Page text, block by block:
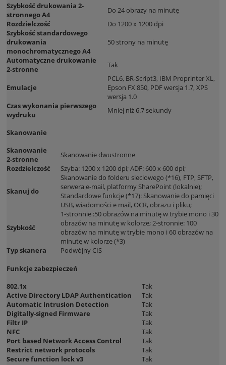
Szybkość drukowania 2-
stronnego A4
Do 24 obrazy na minutę
Rozdzielczość
Do 1200 x 1200 dpi
Szybkość standardowego
drukowania
monochromatycznego A4
50 strony na minutę
Automatyczne drukowanie
2-stronne
Tak
Emulacje
PCL6, BR-Script3, IBM Proprinter XL,
Epson FX 850, PDF wersja 1.7, XPS
wersja 1.0
Czas wykonania pierwszego
wydruku
Mniej niż 6.7 sekundy
Skanowanie
Skanowanie
2-stronne
Skanowanie dwustronne
Rozdzielczość
Szyba: 1200 x 1200 dpi; ADF: 600 x 600 dpi;
Skanuj do
Skanowanie do folderu sieciowego (*16), FTP, SFTP,
serwera e-mail, platformy SharePoint (lokalnie);
Standardowe funkcje (*17): Skanowanie do pamięci
USB, wiadomości e mail, OCR, obrazu i pliku;
Szybkość
1-stronnie :50 obrazów na minutę w trybie mono i 30
obrazów na minutę w kolorze; 2-stronnie: 100
obrazów na minutę w trybie mono i 60 obrazów na
minutę w kolorze (*3)
Typ skanera
Podwójny CIS
Funkcje zabezpieczeń
802.1x
Tak
Active Directory LDAP Authentication
Tak
Automatic Intrusion Detection
Tak
Digitally-signed Firmware
Tak
Filtr IP
Tak
NFC
Tak
Port based Network Access Control
Tak
Restrict network protocols
Tak
Secure function lock v3
Tak